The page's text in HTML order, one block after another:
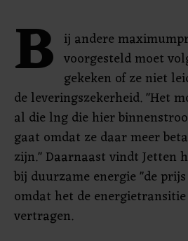
B ij andere
voorgesteld moet
gekeken of ze niet
de leveringszekerheid. "Het
al die lng die hier
gaat omdat ze daar meer
zijn." Daarnaast vindt Jetten
bij duurzame energie "de
omdat het de
vertragen.